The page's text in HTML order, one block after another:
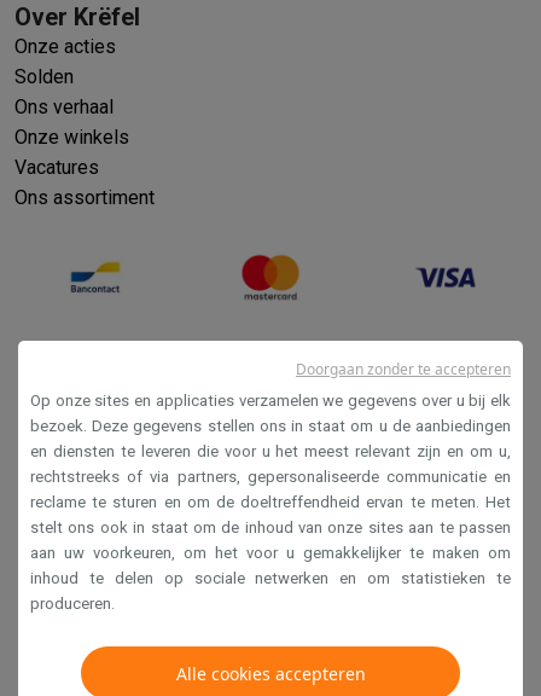
Over Krëfel
Onze acties
Solden
Ons verhaal
Onze winkels
Vacatures
Ons assortiment
Verkoopsvoorwaarden
Privacy
Disclaimer
Cookies
Krëfel NV - Steenstraat 44 - Industriezone 4 "T Sas",
Op onze sites en applicaties verzamelen we gegevens over u bij elk
bezoek. Deze gegevens stellen ons in staat om u de aanbiedingen
en diensten te leveren die voor u het meest relevant zijn en om u,
rechtstreeks of via partners, gepersonaliseerde communicatie en
reclame te sturen en om de doeltreffendheid ervan te meten. Het
stelt ons ook in staat om de inhoud van onze sites aan te passen
aan uw voorkeuren, om het voor u gemakkelijker te maken om
inhoud te delen op sociale netwerken en om statistieken te
produceren.
Alle cookies accepteren
Doorgaan zonder te accepteren